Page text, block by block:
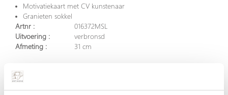
Motivatiekaart met CV kunstenaar
Granieten sokkel
Artnr :
016372MSL
Uitvoering :
verbronsd
Afmeting :
31 cm
Optioneel